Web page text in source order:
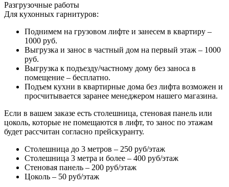
Разгрузочные работы
Для кухонных гарнитуров:
Поднимем на грузовом лифте и занесем в квартиру –
1000 руб.
Выгрузка и занос в частный дом на первый этаж – 1000
руб.
Выгрузка к подъезду/частному дому без заноса в
помещение – бесплатно.
Подъем кухни в квартирные дома без лифта возможен и
просчитывается заранее менеджером нашего магазина.
Если в вашем заказе есть столешница, стеновая панель или
цоколь, которые не помещаются в лифт, то занос по этажам
будет рассчитан согласно прейскуранту.
Столешница до 3 метров – 250 руб/этаж
Столешница 3 метра и более – 400 руб/этаж
Стеновая панель – 200 руб/этаж
Цоколь – 50 руб/этаж